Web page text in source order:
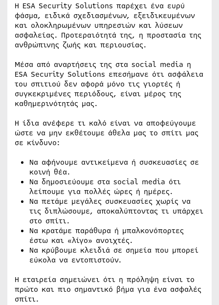
H ESA Security Solutions παρέχει ένα ευρύ
φάσμα, ειδικά σχεδιασμένων, εξειδικευμένων
και ολοκληρωμένων υπηρεσιών και λύσεων
ασφαλείας. Προτεραιότητά της, η προστασία της
ανθρώπινης ζωής και περιουσίας.
Μέσα από αναρτήσεις της στα social media η
ESA Security Solutions επεσήμανε ότι ασφάλεια
του σπιτιού δεν αφορά μόνο τις γιορτές ή
συγκεκριμένες περιόδους, είναι μέρος της
καθημερινότητάς μας.
Η ίδια ανέφερε τι καλό είναι να αποφεύγουμε
ώστε να μην εκθέτουμε άθελα μας το σπίτι μας
σε κίνδυνο:
Να αφήνουμε αντικείμενα ή συσκευασίες σε
κοινή θέα.
Να δημοσιεύουμε στα social media ότι
λείπουμε για πολλές ώρες ή ημέρες.
Να πετάμε μεγάλες συσκευασίες χωρίς να
τις διπλώσουμε, αποκαλύπτοντας τι υπάρχει
στο σπίτι.
Να κρατάμε παράθυρα ή μπαλκονόπορτες
έστω και «λίγο» ανοιχτές.
Να κρύβουμε κλειδιά σε σημεία που μπορεί
εύκολα να εντοπιστούν.
Η εταιρεία σημειώνει ότι η πρόληψη είναι το
πρώτο και πιο σημαντικό βήμα για ένα ασφαλές
σπίτι.